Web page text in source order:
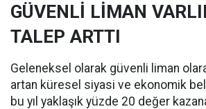
GÜVENLİ LİMAN
TALEP ARTTI
Geleneksel olarak güvenli liman
artan küresel siyasi ve ekonomik
bu yıl yaklaşık yüzde 20 değer